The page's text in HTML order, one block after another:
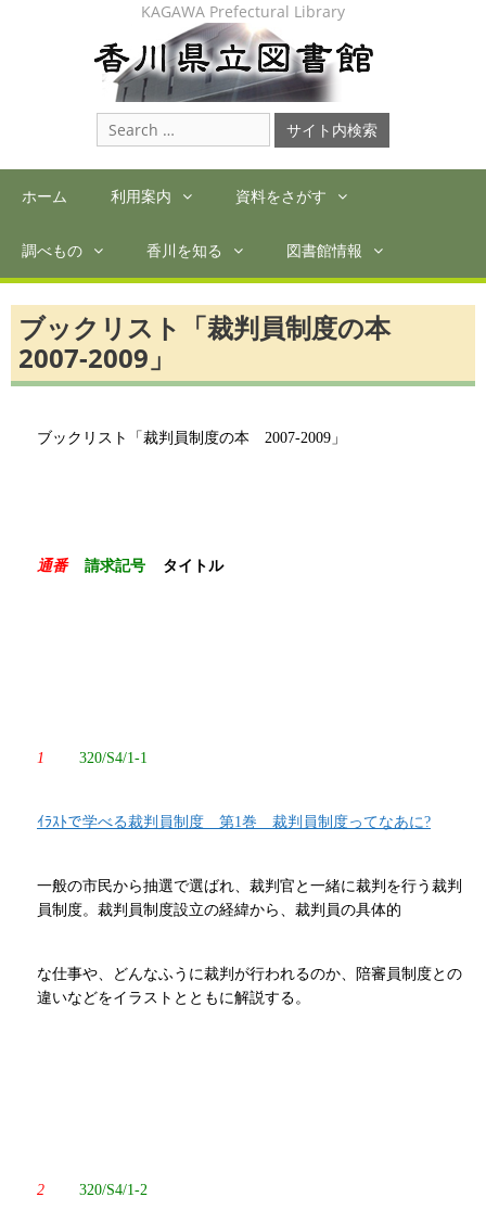
KAGAWA Prefectural Library
Search
for:
ホーム 利用案内 資料をさがす
調べもの 香川を知る 図書館情報
ブックリスト「裁判員制度の本
2007-2009」
ブックリスト「裁判員制度の本 2007-2009」
通番 請求記号 タイトル
1 320/S4/1-1
ｲﾗｽﾄで学べる裁判員制度 第1巻 裁判員制度ってなあに?
一般の市民から抽選で選ばれ、裁判官と一緒に裁判を行う裁判
員制度。裁判員制度設立の経緯から、裁判員の具体的
な仕事や、どんなふうに裁判が行われるのか、陪審員制度との
違いなどをイラストとともに解説する。
2 320/S4/1-2